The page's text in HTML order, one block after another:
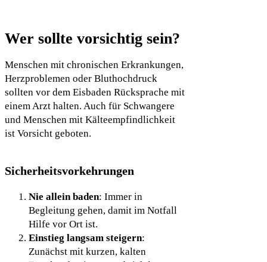
Wer sollte vorsichtig sein?
Menschen mit chronischen Erkrankungen,
Herzproblemen oder Bluthochdruck
sollten vor dem Eisbaden Rücksprache mit
einem Arzt halten. Auch für Schwangere
und Menschen mit Kälteempfindlichkeit
ist Vorsicht geboten.
Sicherheitsvorkehrungen
Nie allein baden: Immer in
Begleitung gehen, damit im Notfall
Hilfe vor Ort ist.
Einstieg langsam steigern:
Zunächst mit kurzen, kalten